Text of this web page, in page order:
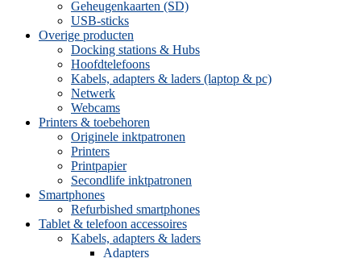
Geheugenkaarten (SD)
USB-sticks
Overige producten
Docking stations & Hubs
Hoofdtelefoons
Kabels, adapters & laders (laptop & pc)
Netwerk
Webcams
Printers & toebehoren
Originele inktpatronen
Printers
Printpapier
Secondlife inktpatronen
Smartphones
Refurbished smartphones
Tablet & telefoon accessoires
Kabels, adapters & laders
Adapters